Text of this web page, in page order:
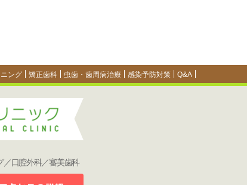
ング 矯正歯科 虫歯・歯周病治療 感染予防対策 Q&A
／口腔外科／審美歯科